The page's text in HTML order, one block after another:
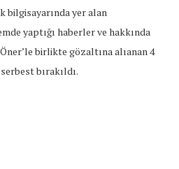
bilgisayarında yer alan
yaptığı haberler ve hakkında
birlikte gözaltına alıanan 4
bırakıldı.